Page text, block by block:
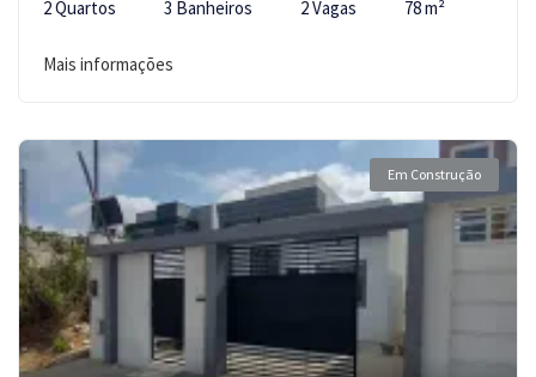
2 Quartos 3 Banheiros 2 Vagas 78 m²
Mais informações
Em Construção